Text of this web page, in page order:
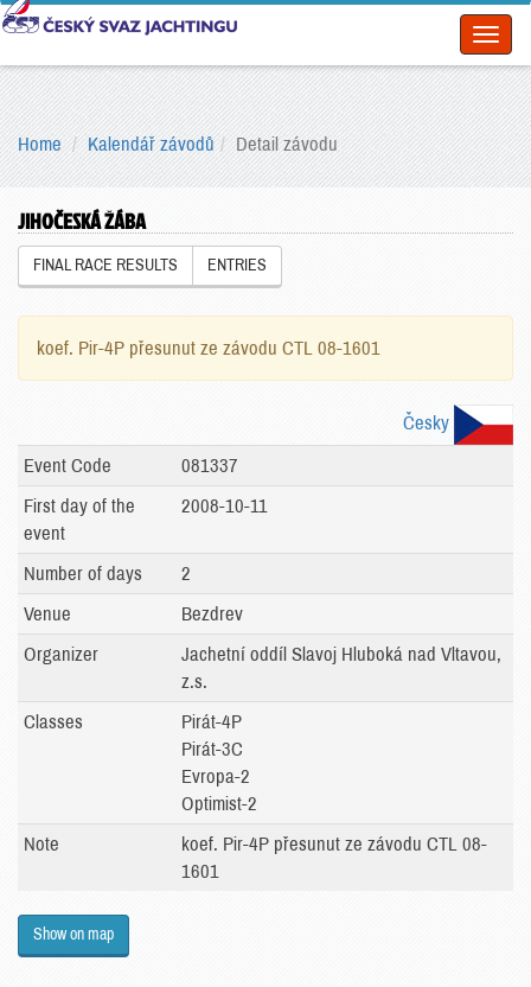
Home Kalendář závodů Detail závodu
JIHOČESKÁ ŽÁBA
FINAL RACE RESULTS ENTRIES
koef. Pir-4P přesunut ze závodu CTL 08-1601
Česky
Event Code
081337
First day of the
event
2008-10-11
Number of days
2
Venue
Bezdrev
Organizer
Jachetní oddíl Slavoj Hluboká nad Vltavou,
z.s.
Classes
Pirát-4P
Pirát-3C
Evropa-2
Optimist-2
Note
koef. Pir-4P přesunut ze závodu CTL 08-
1601
Show on map